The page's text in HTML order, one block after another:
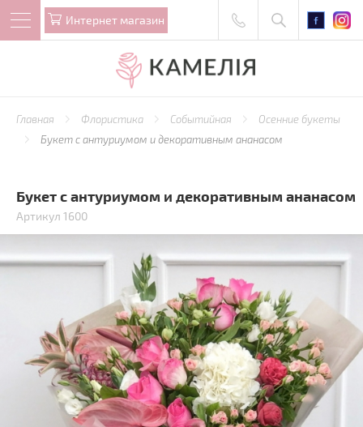
Интернет магазин
Главная Флористика Событийная
Осенние букеты
Букет с антуриумом и декоративным ананасом
Букет с антуриумом и декоративным ананасом
Артикул 1600